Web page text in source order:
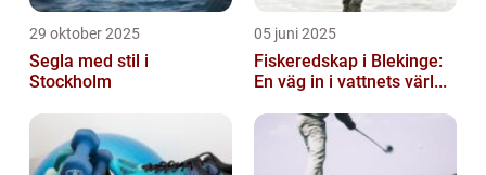
29 oktober 2025
Segla med stil i
Stockholm
05 juni 2025
Fiskeredskap i Blekinge:
En väg in i vattnets värl...